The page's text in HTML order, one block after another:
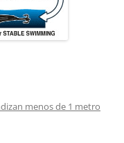
menos de 1 metro